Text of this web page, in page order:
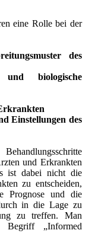
eine Rolle bei der
des
und biologische
Einstellungen des
und Erkrankten
ist dabei nicht die
zu entscheiden,
Prognose und die
in die Lage zu
zu treffen. Man
Begriff „Informed